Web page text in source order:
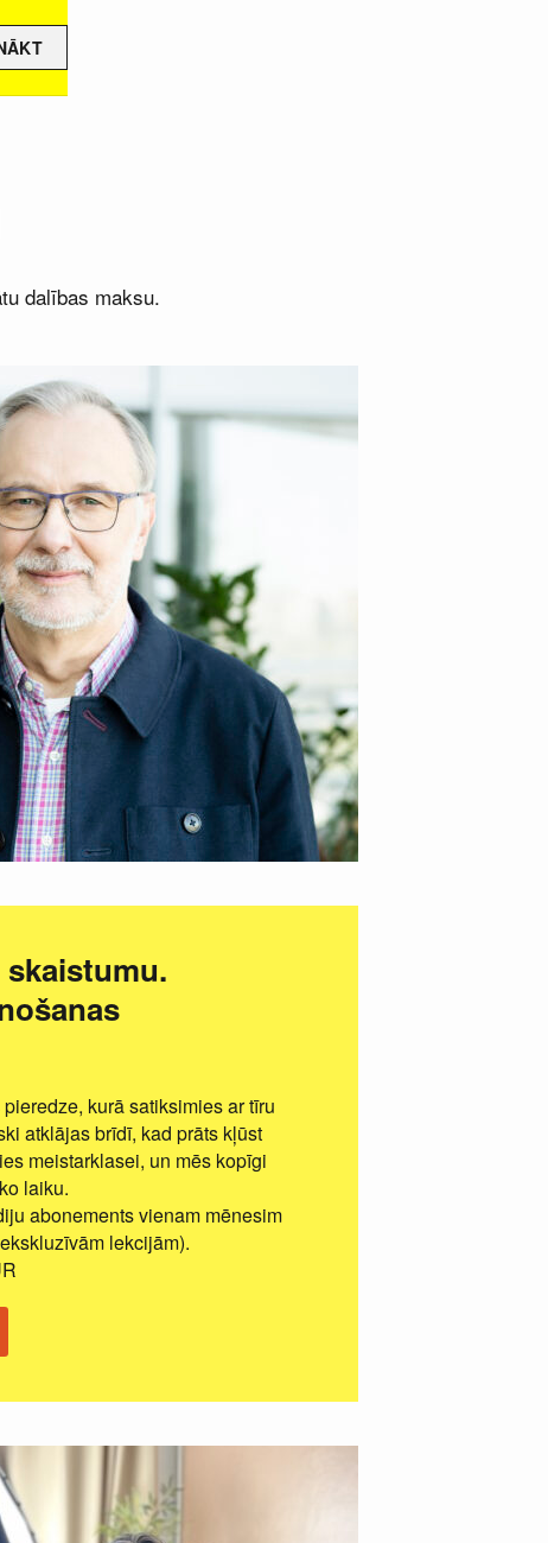
dalības maksu.
kurā satiksimies ar tīru
atklājas brīdī, kad prāts kļūst
meistarklasei, un mēs kopīgi
laiku.
abonements vienam mēnesim
lekcijām).